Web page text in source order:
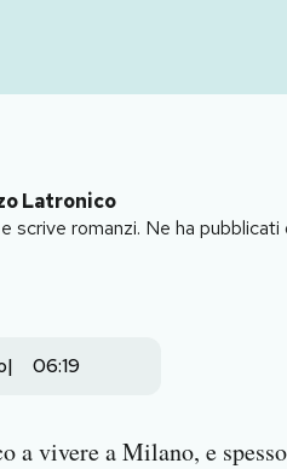
Latronico
scrive romanzi. Ne ha
06:19
a vivere a Milano, e